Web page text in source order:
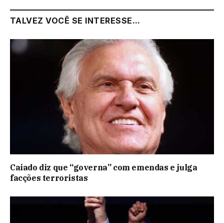
TALVEZ VOCÊ SE INTERESSE...
Caiado diz que “governa” com emendas e julga
facções terroristas